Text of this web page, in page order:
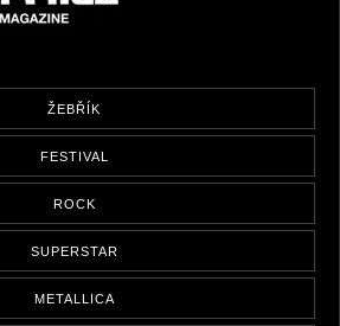
ŽEBŘÍK
FESTIVAL
ROCK
SUPERSTAR
METALLICA